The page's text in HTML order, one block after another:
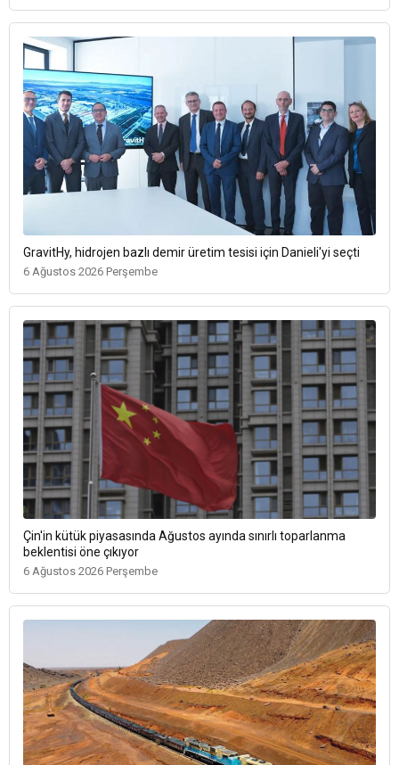
GravitHy, hidrojen bazlı demir üretim tesisi için Danieli'yi seçti
6 Ağustos 2026 Perşembe
Çin'in kütük piyasasında Ağustos ayında sınırlı toparlanma
beklentisi öne çıkıyor
6 Ağustos 2026 Perşembe